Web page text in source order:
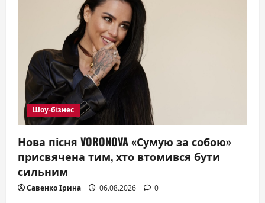
Шоу-бізнес
Нова пісня VORONOVA «Сумую за собою»
присвячена тим, хто втомився бути
сильним
Савенко Ірина 06.08.2026 0